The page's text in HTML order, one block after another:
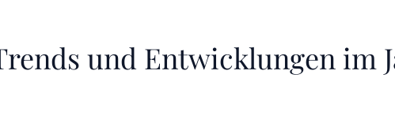
und Entwicklungen im